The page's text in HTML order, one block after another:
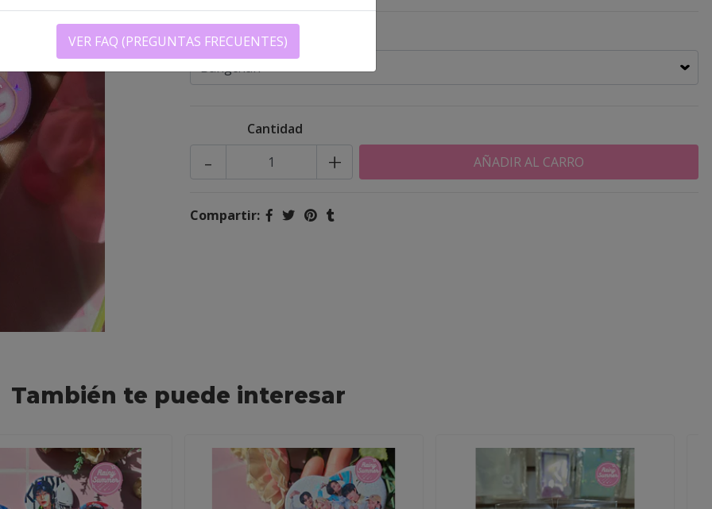
Modelo
Cantidad
+
-
Compartir:
También te puede interesar
VER FAQ (PREGUNTAS FRECUENTES)